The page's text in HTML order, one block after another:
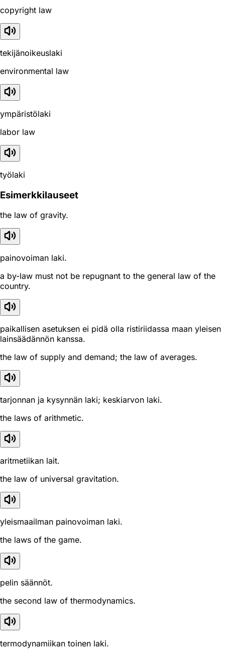
copyright law
tekijänoikeuslaki
environmental law
ympäristölaki
labor law
työlaki
Esimerkkilauseet
the law of gravity.
painovoiman laki.
a by-law must not be repugnant to the general law of the
country.
paikallisen asetuksen ei pidä olla ristiriidassa maan yleisen
lainsäädännön kanssa.
the law of supply and demand; the law of averages.
tarjonnan ja kysynnän laki; keskiarvon laki.
the laws of arithmetic.
aritmetiikan lait.
the law of universal gravitation.
yleismaailman painovoiman laki.
the laws of the game.
pelin säännöt.
the second law of thermodynamics.
termodynamiikan toinen laki.